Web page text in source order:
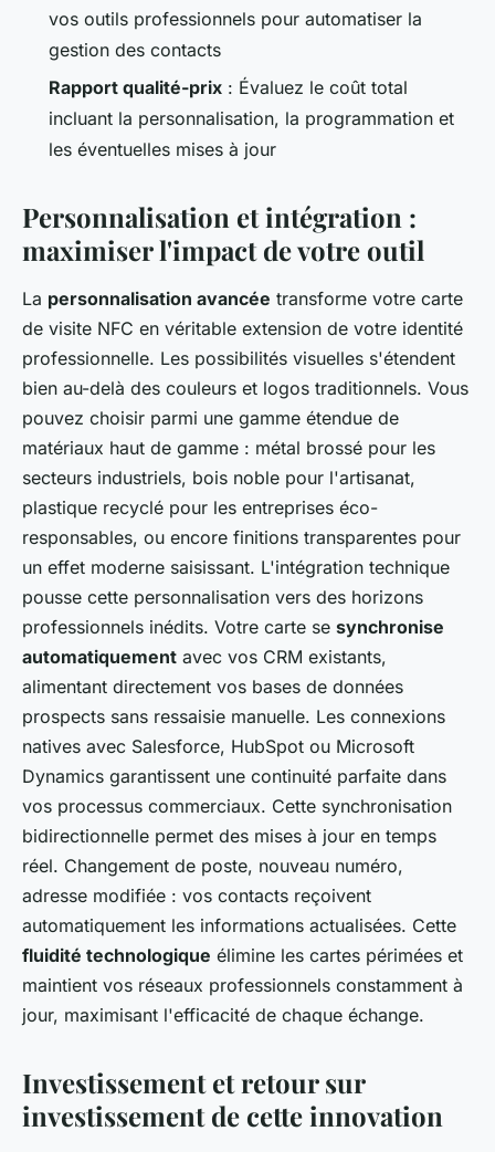
vos outils professionnels pour automatiser la
gestion des contacts
Rapport qualité-prix : Évaluez le coût total
incluant la personnalisation, la programmation et
les éventuelles mises à jour
Personnalisation et intégration :
maximiser l'impact de votre outil
La personnalisation avancée transforme votre carte
de visite NFC en véritable extension de votre identité
professionnelle. Les possibilités visuelles s'étendent
bien au-delà des couleurs et logos traditionnels. Vous
pouvez choisir parmi une gamme étendue de
matériaux haut de gamme : métal brossé pour les
secteurs industriels, bois noble pour l'artisanat,
plastique recyclé pour les entreprises éco-
responsables, ou encore finitions transparentes pour
un effet moderne saisissant. L'intégration technique
pousse cette personnalisation vers des horizons
professionnels inédits. Votre carte se synchronise
automatiquement avec vos CRM existants,
alimentant directement vos bases de données
prospects sans ressaisie manuelle. Les connexions
natives avec Salesforce, HubSpot ou Microsoft
Dynamics garantissent une continuité parfaite dans
vos processus commerciaux. Cette synchronisation
bidirectionnelle permet des mises à jour en temps
réel. Changement de poste, nouveau numéro,
adresse modifiée : vos contacts reçoivent
automatiquement les informations actualisées. Cette
fluidité technologique élimine les cartes périmées et
maintient vos réseaux professionnels constamment à
jour, maximisant l'efficacité de chaque échange.
Investissement et retour sur
investissement de cette innovation